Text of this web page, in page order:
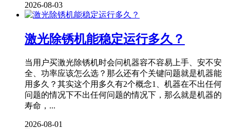
2026-08-03
激光除锈机能稳定运行多久？
当用户买激光除锈机时会问机器容不容易上手、安不安
全、功率应该怎么选？那么还有个关键问题就是机器能
用多久？其实这个用多久有2个概念1、机器在不出任何
问题的情况下不出任何问题的情况下，那么就是机器的
寿命，...
2026-08-01